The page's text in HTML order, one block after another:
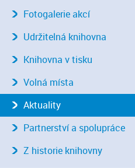
Fotogalerie akcí
Udržitelná knihovna
Knihovna v tisku
Volná místa
Aktuality
Partnerství a spolupráce
Z historie knihovny